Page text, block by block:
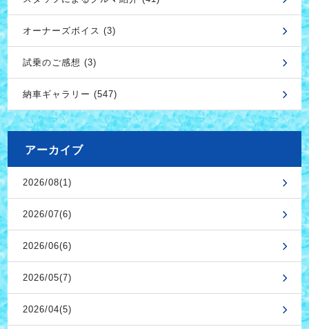
オーナーズボイス (3)
試乗のご感想 (3)
納車ギャラリー (547)
アーカイブ
2026/08(1)
2026/07(6)
2026/06(6)
2026/05(7)
2026/04(5)